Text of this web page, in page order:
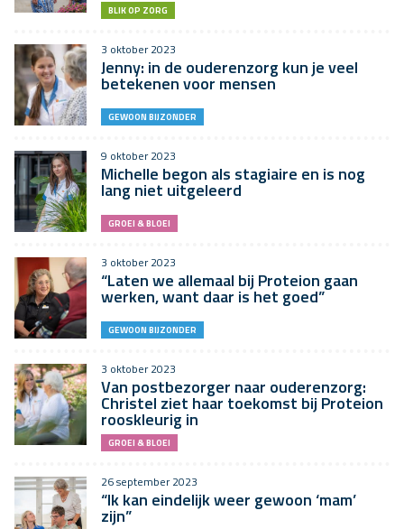
BLIK OP ZORG
3 oktober 2023
Jenny: in de ouderenzorg kun je veel
betekenen voor mensen
GEWOON BIJZONDER
9 oktober 2023
Michelle begon als stagiaire en is nog
lang niet uitgeleerd
GROEI & BLOEI
3 oktober 2023
“Laten we allemaal bij Proteion gaan
werken, want daar is het goed”
GEWOON BIJZONDER
3 oktober 2023
Van postbezorger naar ouderenzorg:
Christel ziet haar toekomst bij Proteion
rooskleurig in
GROEI & BLOEI
26 september 2023
“Ik kan eindelijk weer gewoon ‘mam’
zijn”